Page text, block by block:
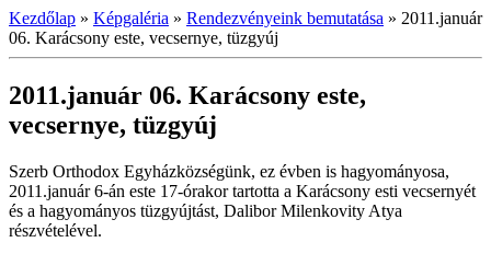
Kezdőlap » Képgaléria » Rendezvényeink bemutatása » 2011.január
06. Karácsony este, vecsernye, tüzgyúj
2011.január 06. Karácsony este,
vecsernye, tüzgyúj
Szerb Orthodox Egyházközségünk, ez évben is hagyományosa,
2011.január 6-án este 17-órakor tartotta a Karácsony esti vecsernyét
és a hagyományos tüzgyújtást, Dalibor Milenkovity Atya
részvételével.